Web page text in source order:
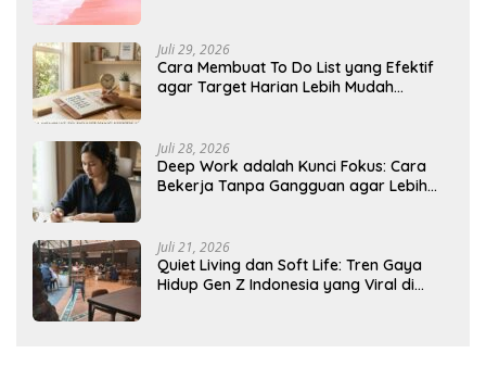
Juli 29, 2026
Cara Membuat To Do List yang Efektif
agar Target Harian Lebih Mudah
Juli 28, 2026
Deep Work adalah Kunci Fokus: Cara
Bekerja Tanpa Gangguan agar Lebih
Juli 21, 2026
Quiet Living dan Soft Life: Tren Gaya
Hidup Gen Z Indonesia yang Viral di